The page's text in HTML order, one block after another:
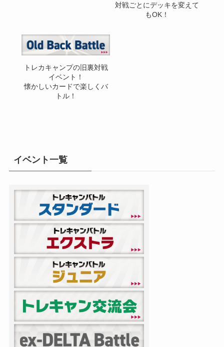
対戦ごとにデッキを変えて
もOK！
トレカキャンプの旧裏対戦
イベント！
懐かしいカードで楽しくバ
トル！
イベント一覧